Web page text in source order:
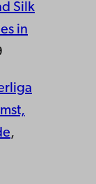
Silk
in
,